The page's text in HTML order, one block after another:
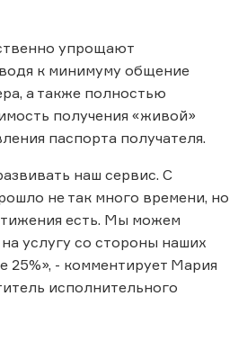
упрощают
к минимуму общение
а также полностью
получения «живой»
паспорта получателя.
наш сервис. С
не так много времени, но
есть. Мы можем
услугу со стороны наших
25%», - комментирует Мария
исполнительного